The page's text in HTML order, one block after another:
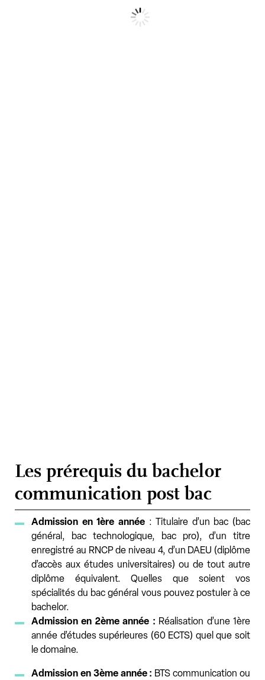
Les prérequis du bachelor
communication post bac
Admission en 1ère année: Titulaire d’un bac (bac
général, bac technologique, bac pro), d’un titre
enregistré au RNCP de niveau 4, d’un DAEU (diplôme
d’accès aux études universitaires) ou de tout autre
diplôme équivalent. Quelles que soient vos
spécialités du bac général vous pouvez postuler à ce
bachelor.
Admission en 2ème année : Réalisation d’une 1ère
année d’études supérieures (60 ECTS) quel que soit
le domaine.
Admission en 3ème année : BTS communication ou